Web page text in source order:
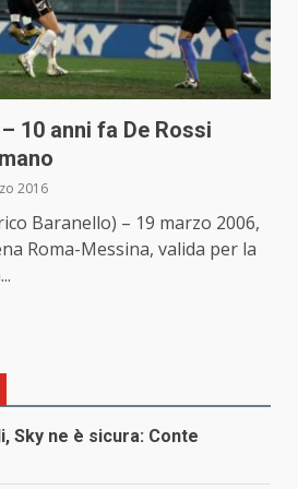
10 anni fa De Rossi
2016
Baranello) – 19 marzo 2006,
Roma-Messina, valida per la
Sky ne è sicura: Conte